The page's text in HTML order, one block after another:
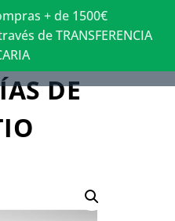
+ de 1500€
de TRANSFERENCIA
DE